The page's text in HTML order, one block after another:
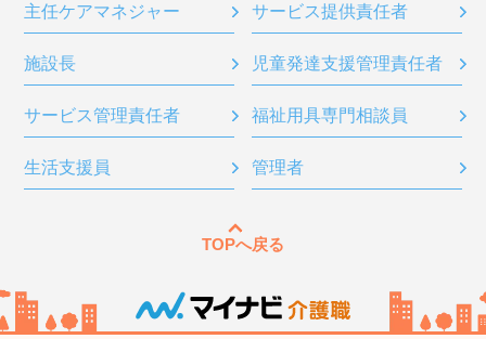
主任ケアマネジャー サービス提供責任者
施設長 児童発達支援管理責任者
サービス管理責任者 福祉用具専門相談員
生活支援員 管理者
TOPへ戻る